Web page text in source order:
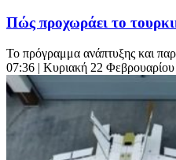
Πώς προχωράει το
Το πρόγραμμα ανάπτυξης και
07:36 | Κυριακή 22